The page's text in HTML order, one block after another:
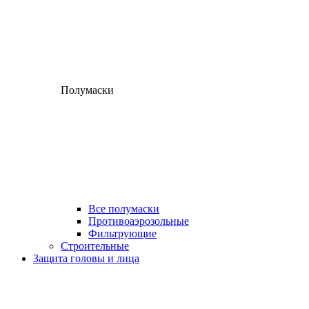
Полумаски
Все полумаски
Противоаэрозольные
Фильтрующие
Строительные
Защита головы и лица